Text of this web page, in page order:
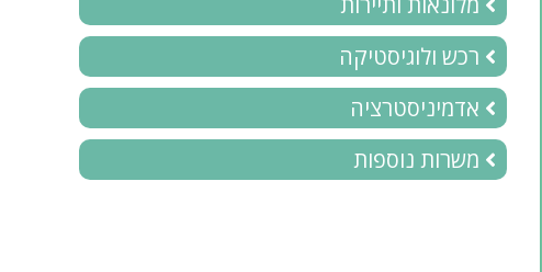
רכש ולוגיסטיקה
אדמיניסטרציה
משרות נוספות